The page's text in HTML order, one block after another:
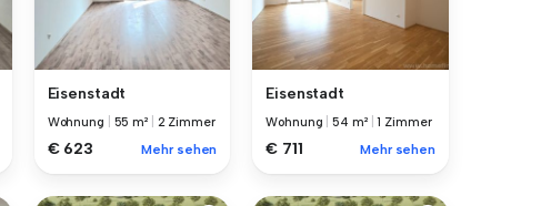
Eisenstadt
Wohnung 55 m² 2 Zimmer
€ 623 Mehr sehen
Eisenstadt
Wohnung |54 m² |1 Zimmer
€ 711 Mehr sehen